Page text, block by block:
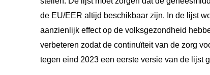
de EU/EER altijd beschikbaar zijn. In de lijst
aanzienlijk effect op de volksgezondheid
verbeteren zodat de continuïteit van de zorg
tegen eind 2023 een eerste versie van de lijst